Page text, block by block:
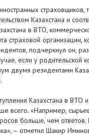
Казахстана и
в ВТО,
страховой
подчеркнул он,
если у
двумя резидентами
Казахстана в
всего. «Например,
больше, чем ответов.
– отметил Шакир